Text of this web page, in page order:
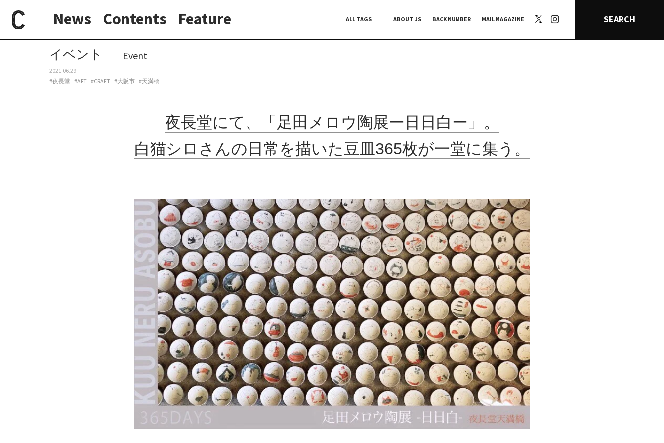
News Contents Feature ALL TAGS ABOUT US BACK NUMBER MAIL MAGAZINE SEARCH
日常と現場
paperC 今週のイベント
イベント Event
2021.06.29
#夜長堂 #ART #CRAFT #大阪市 #天満橋
夜長堂にて、「足田メロウ陶展ー日日白ー」。
白猫シロさんの日常を描いた豆皿365枚が一堂に集う。